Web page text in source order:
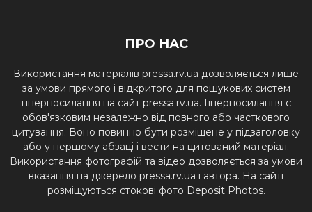
ПРО НАС
Використання матеріалів pressa.rv.ua дозволяється лише
за умови прямого і відкритого для пошукових систем
гіперпосилання на сайт pressa.rv.ua. Гіперпосилання є
обов'язковим незалежно від повного або часткового
цитування. Воно повинно бути розміщене у підзаголовку
або у першому абзаці і вести на цитований матеріал.
Використання фотографій та відео дозволяється за умови
вказання на джерело pressa.rv.ua і автора. На сайті
розміщуються стокові фото Deposit Photos.